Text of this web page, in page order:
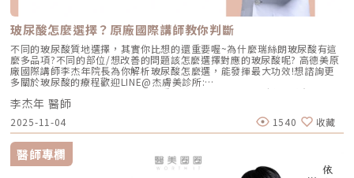
玻尿酸怎麼選擇？原廠國際講師教你判斷
不同的玻尿酸質地選擇，其實你比想的還重要喔~為什麼瑞絲朗玻尿酸有這
麼多品項?不同的部位/想改善的問題該怎麼選擇對應的玻尿酸呢? 高德美原
廠國際講師李杰年院長為你解析玻尿酸怎麼選，能發揮最大功效!想諮詢更
多關於玻尿酸的療程歡迎LINE@杰膚美診所:
https://page.line.me/xhc2941b重點摘要：00:11 玻尿酸作用介紹00:47
玻尿酸分為三大類型02:09 迷思一、玻尿酸打哪裡都可以？02:36 迷思二、
打完下巴蘋果肌看起來怪怪的？03:30 迷思三、臉部鬆弛只能做拉皮嗎？
05:00 總結LINE官方帳號一對一咨詢👉https://reurl.cc/x3EQZN歡迎訂閱
我的頻道👉https://reurl.cc/nY51k8關注杰膚美診所FB👉
https://reurl.cc/XQljva杰膚美診所官網👉https://jfmskin.com/關注李杰
年醫師FB👉https://reurl.cc/Mzk0nm杰膚美診所地址：104台北市中山區
復興北路50號2樓電話：02-8772-6625
李杰年 醫師
2025-11-04 1540 收藏
醫師專欄